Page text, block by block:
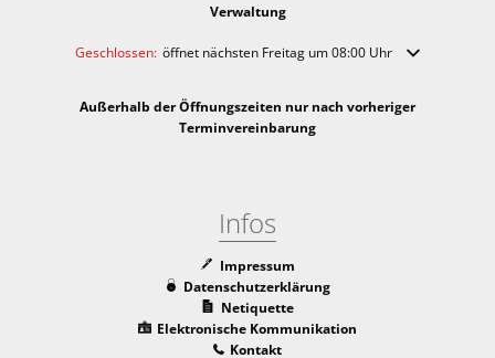
Verwaltung
Klicken, um weitere Öffnungs- oder Schließzeiten auszublenden
Geschlossen: öffnet nächsten Freitag um 08:00 Uhr
Außerhalb der Öffnungszeiten nur nach vorheriger
Terminvereinbarung
Infos
Impressum
Datenschutzerklärung
Netiquette
Elektronische Kommunikation
Kontakt